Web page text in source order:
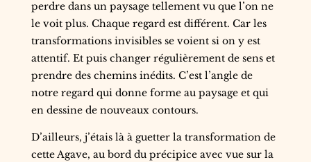
perdre dans un paysage tellement vu que l’on ne
le voit plus. Chaque regard est différent. Car les
transformations invisibles se voient si on y est
attentif. Et puis changer régulièrement de sens et
prendre des chemins inédits. C’est l’angle de
notre regard qui donne forme au paysage et qui
en dessine de nouveaux contours.
D’ailleurs, j’étais là à guetter la transformation de
cette Agave, au bord du précipice avec vue sur la